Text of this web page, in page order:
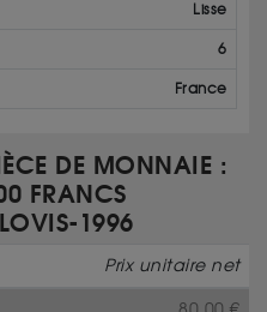
Lisse
6
France
DE MONNAIE :
FRANCS
1996
Prix unitaire net